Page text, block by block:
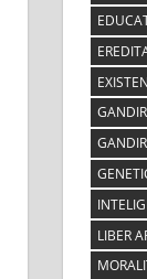
LIBER